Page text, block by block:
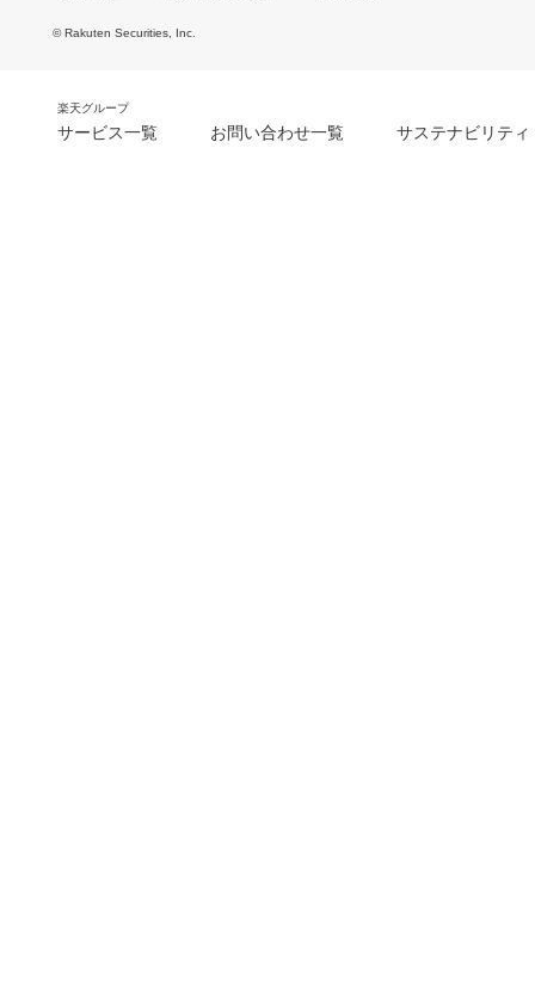
© Rakuten Securities, Inc.
楽天グループ
サービス一覧 お問い合わせ一覧 サステナビリティ